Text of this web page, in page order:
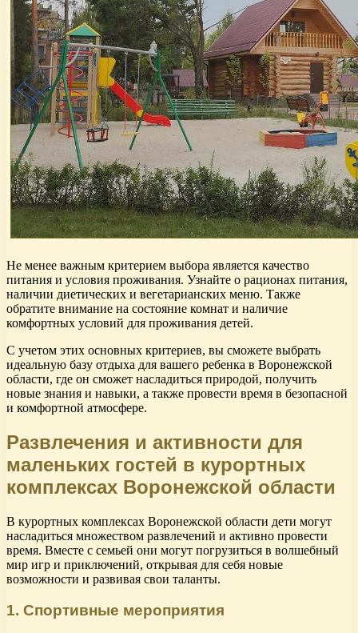
Не менее важным критерием выбора является качество
питания и условия проживания. Узнайте о рационах питания,
наличии диетических и вегетарианских меню. Также
обратите внимание на состояние комнат и наличие
комфортных условий для проживания детей.
С учетом этих основных критериев, вы сможете выбрать
идеальную базу отдыха для вашего ребенка в Воронежской
области, где он сможет насладиться природой, получить
новые знания и навыки, а также провести время в безопасной
и комфортной атмосфере.
Развлечения и активности для
маленьких гостей в курортных
комплексах Воронежской области
В курортных комплексах Воронежской области дети могут
насладиться множеством развлечений и активно провести
время. Вместе с семьей они могут погрузиться в волшебный
мир игр и приключений, открывая для себя новые
возможности и развивая свои таланты.
1. Спортивные мероприятия